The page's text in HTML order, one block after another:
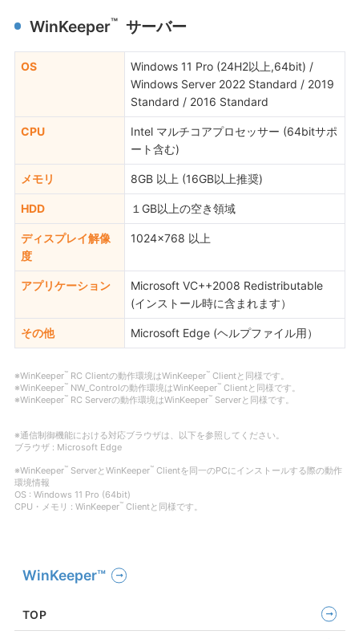
WinKeeper™サーバー
OS
Windows 11 Pro (24H2以上,64bit) /
Windows Server 2022 Standard / 2019
Standard / 2016 Standard
CPU
Intel マルチコアプロセッサー (64bitサポ
ート含む)
メモリ 8GB 以上 (16GB以上推奨)
HDD １GB以上の空き領域
ディスプレイ解像
度
1024×768 以上
アプリケーション
Microsoft VC++2008 Redistributable
(インストール時に含まれます）
その他 Microsoft Edge (ヘルプファイル用）
※WinKeeper™RC Clientの動作環境はWinKeeper™Clientと同様です。
※WinKeeper™NW_Controlの動作環境はWinKeeper™Clientと同様です。
※WinKeeper™RC Serverの動作環境はWinKeeper™Serverと同様です。
※通信制御機能における対応ブラウザは、以下を参照してください。
ブラウザ : Microsoft Edge
※WinKeeper™ServerとWinKeeper™Clientを同一のPCにインストールする際の動作
環境情報
OS : Windows 11 Pro (64bit)
CPU・メモリ : WinKeeper™Clientと同様です。
WinKeeper™
TOP